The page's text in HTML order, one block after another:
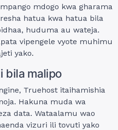
mdogo kwa gharama
hatua kwa hatua bila
huduma au wateja.
vipengele vyote muhimu
yako.
bila malipo
Truehost itaihamishia
Hakuna muda wa
data. Wataalamu wao
vizuri ili tovuti yako